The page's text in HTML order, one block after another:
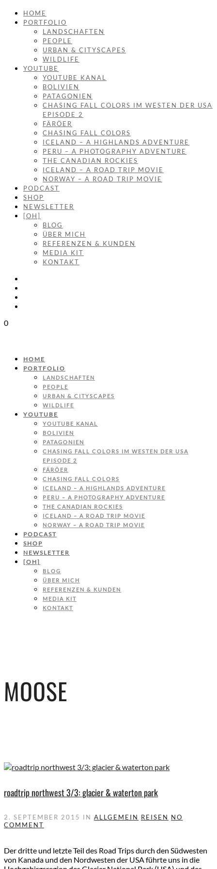
HOME
PORTFOLIO
LANDSCHAFTEN
PEOPLE
URBAN & CITYSCAPES
WILDLIFE
YOUTUBE
YOUTUBE KANAL
BOLIVIEN
PATAGONIEN
CHASING FALL COLORS IM WESTEN DER USA
EPISODE 2
FÄRÖER
CHASING FALL COLORS
ICELAND – A HIGHLANDS ADVENTURE
PERU – A PHOTOGRAPHY ADVENTURE
THE CANADIAN ROCKIES
ICELAND – A ROAD TRIP MOVIE
NORWAY – A ROAD TRIP MOVIE
PODCAST
SHOP
NEWSLETTER
[OH]
BLOG
ÜBER MICH
REFERENZEN & KUNDEN
MEDIA KIT
KONTAKT
0
HOME
PORTFOLIO
LANDSCHAFTEN
PEOPLE
URBAN & CITYSCAPES
WILDLIFE
YOUTUBE
YOUTUBE KANAL
BOLIVIEN
PATAGONIEN
CHASING FALL COLORS IM WESTEN DER USA
EPISODE 2
FÄRÖER
CHASING FALL COLORS
ICELAND – A HIGHLANDS ADVENTURE
PERU – A PHOTOGRAPHY ADVENTURE
THE CANADIAN ROCKIES
ICELAND – A ROAD TRIP MOVIE
NORWAY – A ROAD TRIP MOVIE
PODCAST
SHOP
NEWSLETTER
[OH]
BLOG
ÜBER MICH
REFERENZEN & KUNDEN
MEDIA KIT
KONTAKT
MOOSE
roadtrip northwest 3/3: glacier & waterton park
2. SEPTEMBER 2015 IN ALLGEMEIN REISEN NO
COMMENT
Der dritte und letzte Teil des Road Trips durch den Südwesten
von Kanada und den Nordwesten der USA führte uns in die